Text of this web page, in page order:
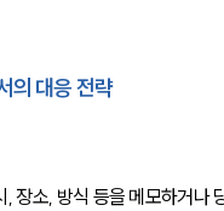
의 대응 전략
장소, 방식 등을 메모하거나